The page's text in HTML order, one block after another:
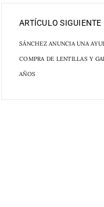
ARTÍCULO SIGUIENTE
SÁNCHEZ ANUNCIA UNA
COMPRA DE LENTILLAS Y
AÑOS